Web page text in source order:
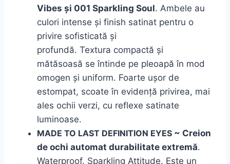
Vibes și 001 Sparkling Soul. Ambele au
culori intense și finish satinat pentru o
privire sofisticată și
profundă. Textura compactă și
mătăsoasă se întinde pe pleoapă în mod
omogen și uniform. Foarte ușor de
estompat, scoate în evidență privirea, mai
ales ochii verzi, cu reflexe satinate
luminoase.
MADE TO LAST DEFINITION EYES ~ Creion
de ochi automat durabilitate extremă.
Waterproof. Sparkling Attitude. Este un